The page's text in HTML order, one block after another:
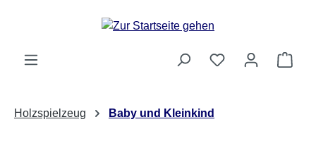
Zum Hauptinhalt springen
Holzspielzeug Baby und Kleinkind